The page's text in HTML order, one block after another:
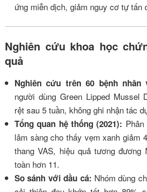
ứng miễn dịch, giảm nguy cơ tự tấn
Nghiên cứu khoa học
quả
Nghiên cứu trên 60 bệnh nhân
người dùng Green Lipped Mussel
rệt sau 5 tuần, không ghi nhận tác
Tổng quan hệ thống (2021):
lâm sàng cho thấy vẹm xanh giảm
thang VAS, hiệu quả tương đương
toàn hơn 11.
So sánh với dầu cá: Nhóm dùng